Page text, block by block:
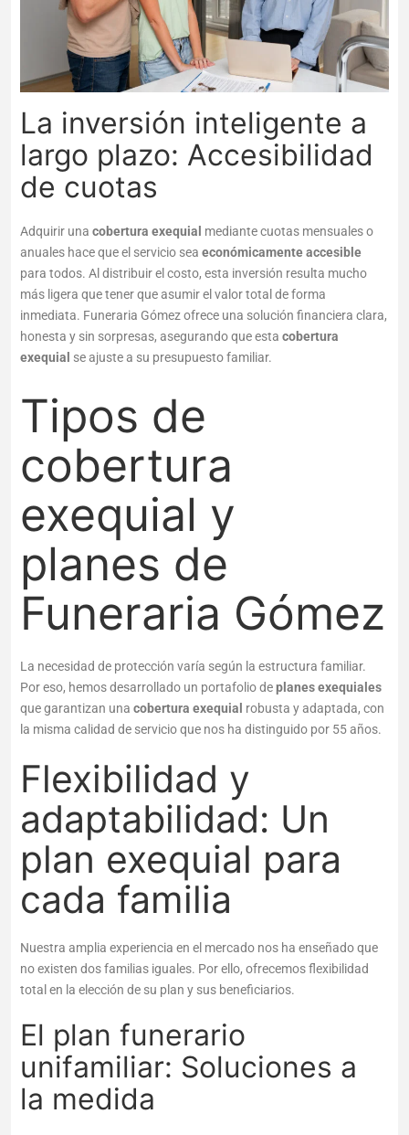
La inversión inteligente a
largo plazo: Accesibilidad
de cuotas
Adquirir una cobertura exequial mediante cuotas mensuales o
anuales hace que el servicio seaeconómicamente accesible
para todos. Al distribuir el costo, esta inversión resulta mucho
más ligera que tener que asumir el valor total de forma
inmediata. Funeraria Gómez ofrece una solución financiera clara,
honesta y sin sorpresas, asegurando que estacobertura
exequial se ajuste a su presupuesto familiar.
Tipos de
cobertura
exequial y
planes de
Funeraria Gómez
La necesidad de protección varía según la estructura familiar.
Por eso, hemos desarrollado un portafolio deplanes exequiales
que garantizan unacobertura exequial robusta y adaptada, con
la misma calidad de servicio que nos ha distinguido por 55 años.
Flexibilidad y
adaptabilidad: Un
plan exequial para
cada familia
Nuestra amplia experiencia en el mercado nos ha enseñado que
no existen dos familias iguales. Por ello, ofrecemos flexibilidad
total en la elección de su plan y sus beneficiarios.
El plan funerario
unifamiliar: Soluciones a
la medida